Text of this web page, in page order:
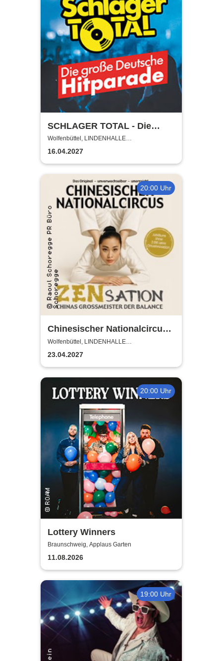
SCHLAGER TOTAL - Die
große deutsche Hitparade
Wolfenbüttel, LINDENHALLE
WOLFENBÜTTEL
16.04.2027
20:00 Uhr
Chinesischer Nationalcircus -
ZENsation - Chinas
Grossmeister der Balance
Wolfenbüttel, LINDENHALLE
WOLFENBÜTTEL
23.04.2027
20:00 Uhr
Lottery Winners
Braunschweig, Applaus Garten
11.08.2026
19:00 Uhr